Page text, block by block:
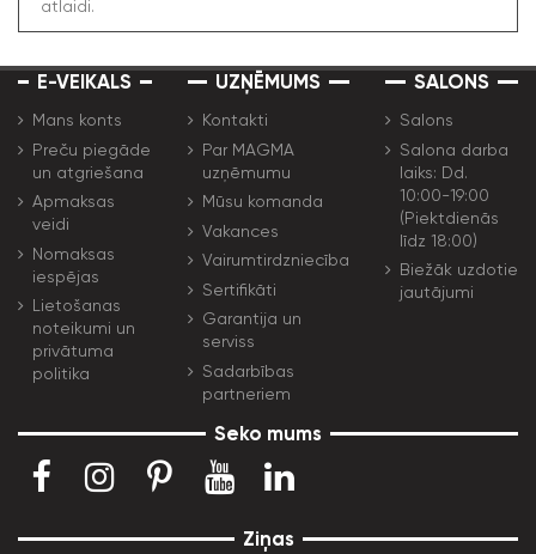
atlaidi.
E-VEIKALS
Mans konts
Preču piegāde
un atgriešana
Apmaksas
veidi
Nomaksas
iespējas
Lietošanas
noteikumi un
privātuma
politika
UZŅĒMUMS
Kontakti
Par MAGMA
uzņēmumu
Mūsu komanda
Vakances
Vairumtirdzniecība
Sertifikāti
Garantija un
serviss
Sadarbības
partneriem
SALONS
Salons
Salona darba
laiks: Dd.
10:00-19:00
(Piektdienās
līdz 18:00)
Biežāk uzdotie
jautājumi
Seko mums
Ziņas